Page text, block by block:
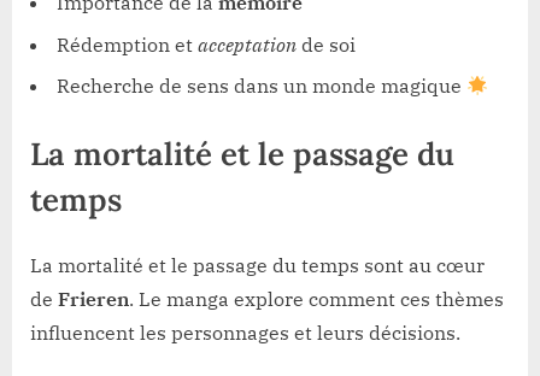
Rédemption et acceptation de soi
Recherche de sens dans un monde magique
La mortalité et le passage du
temps
La mortalité et le passage du temps sont au cœur
de Frieren. Le manga explore comment ces thèmes
influencent les personnages et leurs décisions.